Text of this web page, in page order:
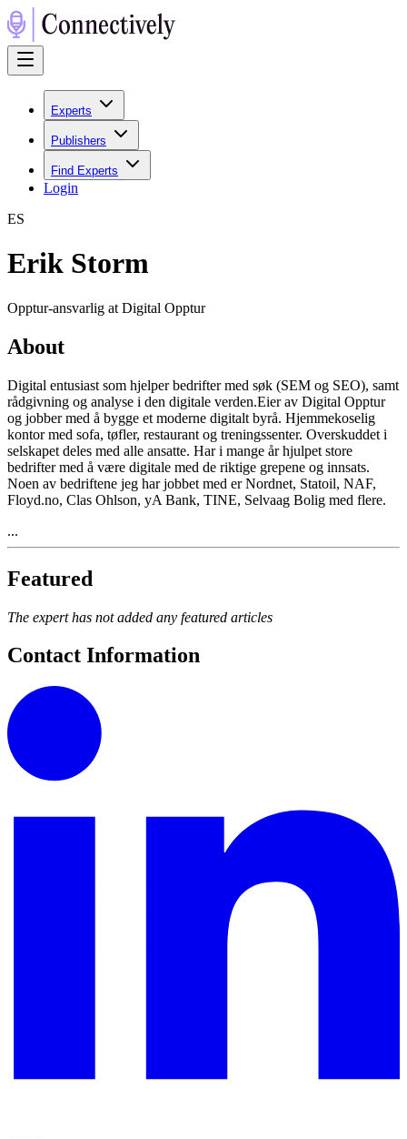
Experts
Publishers
Find Experts
Login
ES
Erik Storm
Opptur-ansvarlig at Digital Opptur
About
Digital entusiast som hjelper bedrifter med søk (SEM og SEO), samt
rådgivning og analyse i den digitale verden.Eier av Digital Opptur
og jobber med å bygge et moderne digitalt byrå. Hjemmekoselig
kontor med sofa, tøfler, restaurant og treningssenter. Overskuddet i
selskapet deles med alle ansatte. Har i mange år hjulpet store
bedrifter med å være digitale med de riktige grepene og innsats.
Noen av bedriftene jeg har jobbet med er Nordnet, Statoil, NAF,
Floyd.no, Clas Ohlson, yA Bank, TINE, Selvaag Bolig med flere.
...
Featured
The expert has not added any featured articles
Contact Information